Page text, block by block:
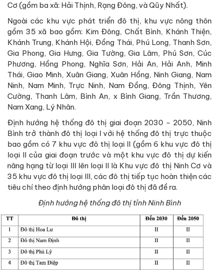
Cơ (gồm ba xã: Hải Thịnh, Rạng Đông, và Qũy Nhất).
Ngoài các khu vực phát triển đô thị, khu vực nông thôn
gồm 35 xã bao gồm: Kim Đông, Chất Bình, Khánh Thiện,
Khánh Trung, Khánh Hội, Đồng Thái, Phú Long, Thanh Sơn,
Gia Phong, Gia Hưng, Gia Tường, Gia Lâm, Phú Sơn, Cúc
Phương, Hồng Phong, Nghĩa Sơn, Hải An, Hải Anh, Minh
Thái, Giao Minh, Xuân Giang, Xuân Hồng, Ninh Giang, Nam
Ninh, Nam Minh, Trực Ninh, Nam Đồng, Đông Thịnh, Yên
Cường, Thanh Lâm, Bình An, x Bình Giang, Trần Thương,
Nam Xang, Lý Nhân.
Định hướng hệ thống đô thị giai đoạn 2030 - 2050, Ninh
Bình trở thành đô thị loại I với hệ thống đô thị trực thuộc
bao gồm có 7 khu vực đô thị loại II (gồm 6 khu vực đô thị
loại II của giai đoạn trước và một khu vực đô thị dự kiến
nâng hạng từ loại III lên loại II là Khu vực đô thị Ninh Cơ và
35 khu vực đô thị loại III, các đô thị tiếp tục hoàn thiện các
tiêu chí theo định hướng phân loại đô thị đã đề ra.
Định hướng hệ thống đô thị tỉnh Ninh Bình